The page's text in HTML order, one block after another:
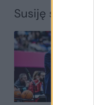
Susiję straipsniai